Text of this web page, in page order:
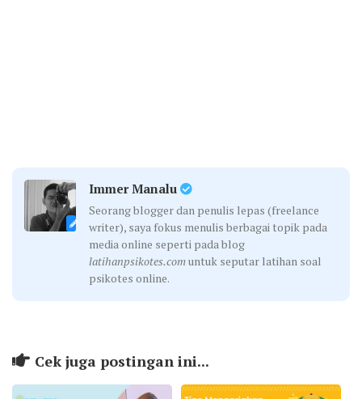
Immer Manalu
Seorang blogger dan penulis lepas (freelance
writer), saya fokus menulis berbagai topik pada
media online seperti pada blog
latihanpsikotes.comuntuk seputar latihan soal
psikotes online.
Cek juga postingan ini...